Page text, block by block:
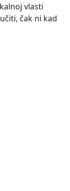
vlasti
čak ni kad